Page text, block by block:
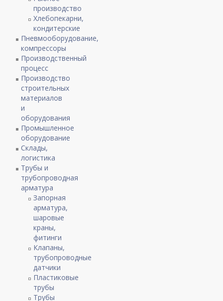
производство
Хлебопекарни,
кондитерские
Пневмооборудование,
компрессоры
Производственный
процесс
Производство
строительных
материалов
и
оборудования
Промышленное
оборудование
Склады,
логистика
Трубы и
трубопроводная
арматура
Запорная
арматура,
шаровые
краны,
фитинги
Клапаны,
трубопроводные
датчики
Пластиковые
трубы
Трубы